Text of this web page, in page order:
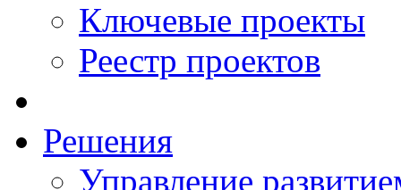
Ключевые проекты
Реестр проектов
Решения
Управление